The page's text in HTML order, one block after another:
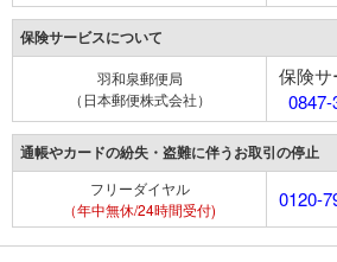
保険サービスについて
羽和泉郵便局
（日本郵便株式会社）
保険サ
通帳やカードの紛失・盗難に伴うお取引の停止
フリーダイヤル
（年中無休/24時間受付)
0120-